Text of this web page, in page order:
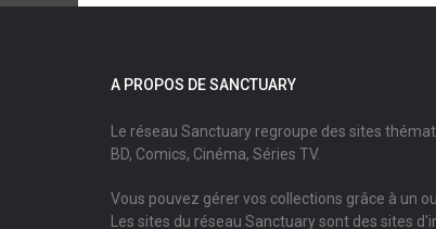
A PROPOS DE SANCTUARY
Le réseau Sanctuary regroupe des sites
BD, Comics, Cinéma, Séries TV.
Vous pouvez gérer vos collections grâce à un
Les sites du réseau Sanctuary sont des sites